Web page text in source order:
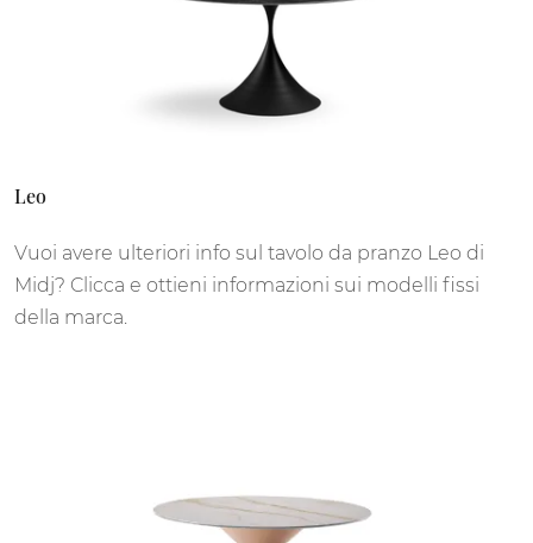
Leo
Vuoi avere ulteriori info sul tavolo da pranzo Leo di
Midj? Clicca e ottieni informazioni sui modelli fissi
della marca.